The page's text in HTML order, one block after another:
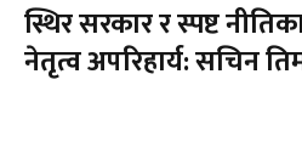
स्थिर सरकार र स्पष्ट
नेतृत्व अपरिहार्य: सचिन